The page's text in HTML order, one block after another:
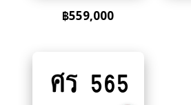
฿559,000
to
ศร 565